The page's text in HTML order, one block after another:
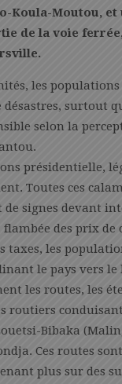
Koula-Moutou,
de la voie
les
désastres, surtout
selon la
présidentielle,
Toutes ces
signes devant
flambée des prix
les
le pays vers
les routes, les
routiers
Bibaka
Ces routes
plus sur des